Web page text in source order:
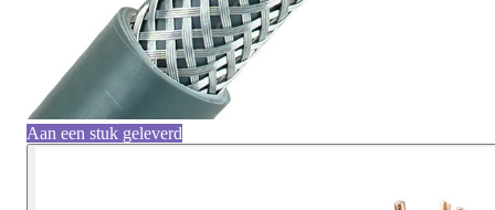
Aan een stuk geleverd